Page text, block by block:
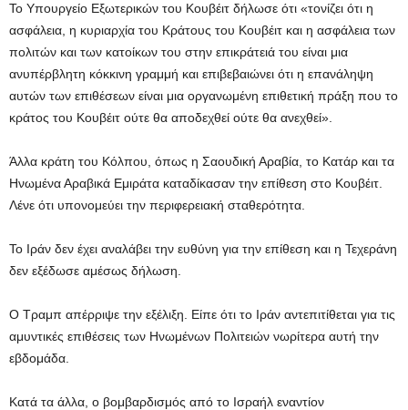
Το Υπουργείο Εξωτερικών του Κουβέιτ δήλωσε ότι «τονίζει ότι η
ασφάλεια, η κυριαρχία του Κράτους του Κουβέιτ και η ασφάλεια των
πολιτών και των κατοίκων του στην επικράτειά του είναι μια
ανυπέρβλητη κόκκινη γραμμή και επιβεβαιώνει ότι η επανάληψη
αυτών των επιθέσεων είναι μια οργανωμένη επιθετική πράξη που το
κράτος του Κουβέιτ ούτε θα αποδεχθεί ούτε θα ανεχθεί».
Άλλα κράτη του Κόλπου, όπως η Σαουδική Αραβία, το Κατάρ και τα
Ηνωμένα Αραβικά Εμιράτα καταδίκασαν την επίθεση στο Κουβέιτ.
Λένε ότι υπονομεύει την περιφερειακή σταθερότητα.
Το Ιράν δεν έχει αναλάβει την ευθύνη για την επίθεση και η Τεχεράνη
δεν εξέδωσε αμέσως δήλωση.
Ο Τραμπ απέρριψε την εξέλιξη. Είπε ότι το Ιράν αντεπιτίθεται για τις
αμυντικές επιθέσεις των Ηνωμένων Πολιτειών νωρίτερα αυτή την
εβδομάδα.
Κατά τα άλλα, ο βομβαρδισμός από το Ισραήλ εναντίον